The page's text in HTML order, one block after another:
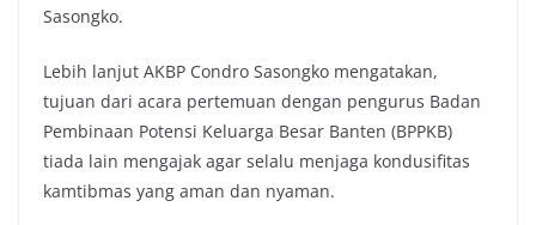
Sasongko.
Lebih lanjut AKBP Condro Sasongko mengatakan,
tujuan dari acara pertemuan dengan pengurus Badan
Pembinaan Potensi Keluarga Besar Banten (BPPKB)
tiada lain mengajak agar selalu menjaga kondusifitas
kamtibmas yang aman dan nyaman.